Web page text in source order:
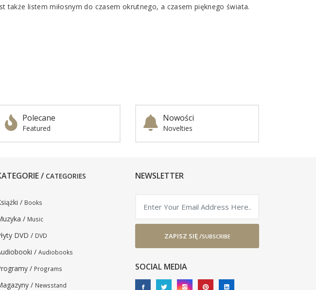
także listem miłosnym do czasem okrutnego, a czasem pięknego świata.
Polecane
Featured
Nowości
Novelties
/ CATEGORIES
/ Books
/ Music
DVD / DVD
/ Audiobooks
/ Programs
/ Newsstand
NEWSLETTER
ZAPISZ SIĘ /SUBSCRIBE
SOCIAL MEDIA